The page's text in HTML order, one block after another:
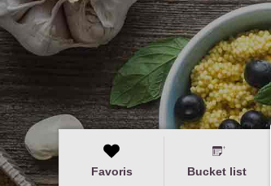
Favoris Bucket list